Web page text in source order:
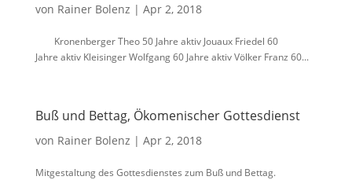
von Rainer Bolenz | Apr 2, 2018
Kro­nen­berg­er Theo 50 Jahre aktiv Jouaux Friedel 60
Jahre aktiv Kleisinger Wolfgang 60 Jahre aktiv Völk­er Franz 60...
Buß und Bettag, Ökomenischer Gottesdienst
von Rainer Bolenz | Apr 2, 2018
Mit­gestal­tung des Gottes­di­en­stes zum Buß und Bettag.